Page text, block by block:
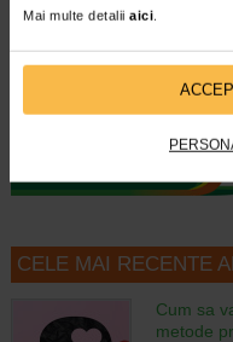
Mai multe detalii aici.
Tetina anticolici cu flux
luni+, 2 bucati, ADORA
Tetinele Adora au flux adaptat in
functie de etapa de dezvoltare a
micutului tau. Forma tetinei
CELE MAI RECENTE
Cum sa
metode